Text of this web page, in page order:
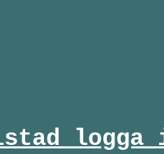
logga